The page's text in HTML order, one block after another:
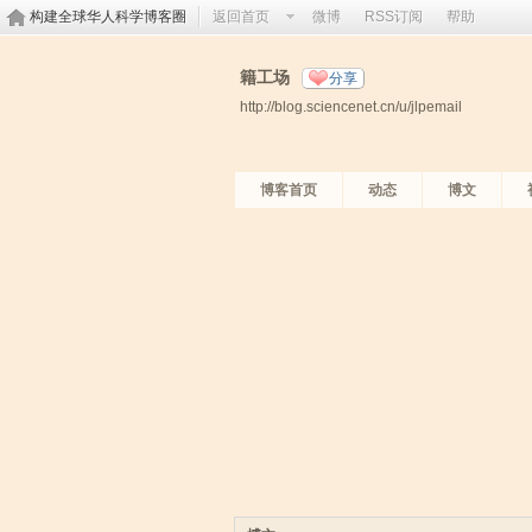
构建全球华人科学博客圈 返回首页 微博 RSS订阅 帮助
籍工场 分享
http://blog.sciencenet.cn/u/jlpemail
博客首页 动态 博文